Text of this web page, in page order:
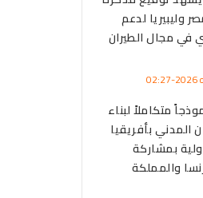
وليبيريا لدعم
في مجال الطيران
متكاملاً لبناء
المدني بأفريقيا
بمشاركة
والمملكة